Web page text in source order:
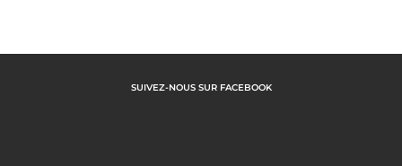
SUIVEZ-NOUS SUR FACEBOOK